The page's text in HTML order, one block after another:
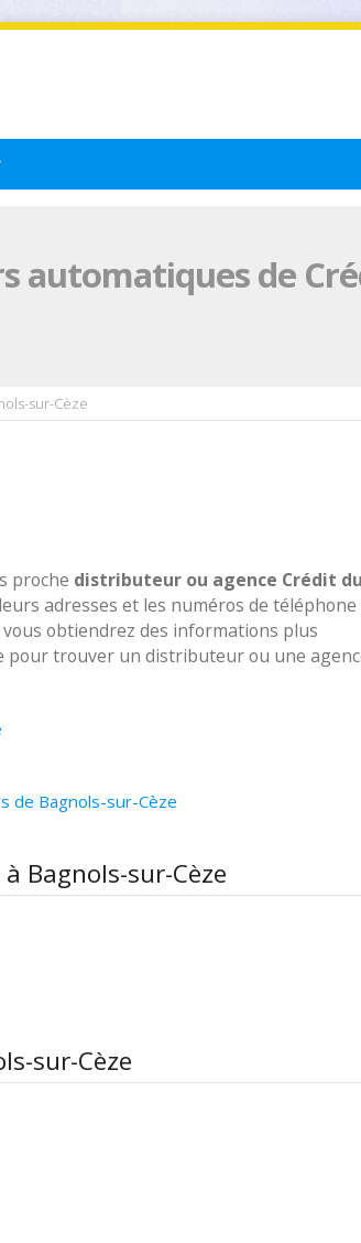
automatiques de
sur-Cèze
proche distributeur ou agence Crédit
adresses et les numéros de téléphone
obtiendrez des informations plus
pour trouver un distributeur ou une
de Bagnols-sur-Cèze
Bagnols-sur-Cèze
sur-Cèze